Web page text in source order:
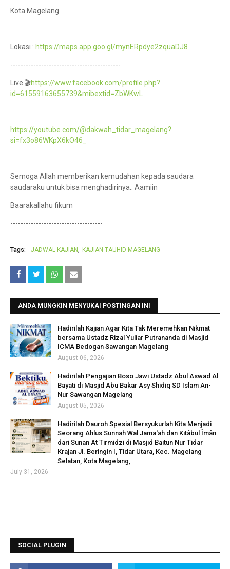
Kota Magelang
Lokasi : https://maps.app.goo.gl/mynERpdye2zquaDJ8
-------------------------------------------
Live 🎬https://www.facebook.com/profile.php?
id=61559163655739&mibextid=ZbWKwL
https://youtube.com/@dakwah_tidar_magelang?
si=fx3o86WKpX6kO46_
Semoga Allah memberikan kemudahan kepada saudara
saudaraku untuk bisa menghadirinya.. Aamiin
Baarakallahu fikum
------------------------------------
Tags: JADWAL KAJIAN KAJIAN TAUHID MAGELANG
ANDA MUNGKIN MENYUKAI POSTINGAN INI
Hadirilah Kajian Agar Kita Tak Meremehkan Nikmat
bersama Ustadz Rizal Yuliar Putrananda di Masjid
ICMA Bedogan Sawangan Magelang
August 06, 2026
Hadirilah Pengajian Boso Jawi Ustadz Abul Aswad Al
Bayati di Masjid Abu Bakar Asy Shidiq SD Islam An-
Nur Sawangan Magelang
August 05, 2026
Hadirilah Dauroh Spesial Bersyukurlah Kita Menjadi
Seorang Ahlus Sunnah Wal Jama'ah dan Kitâbul Îmân
dari Sunan At Tirmidzi di Masjid Baitun Nur Tidar
Krajan Jl. Beringin I, Tidar Utara, Kec. Magelang
Selatan, Kota Magelang,
July 31, 2026
SOCIAL PLUGIN